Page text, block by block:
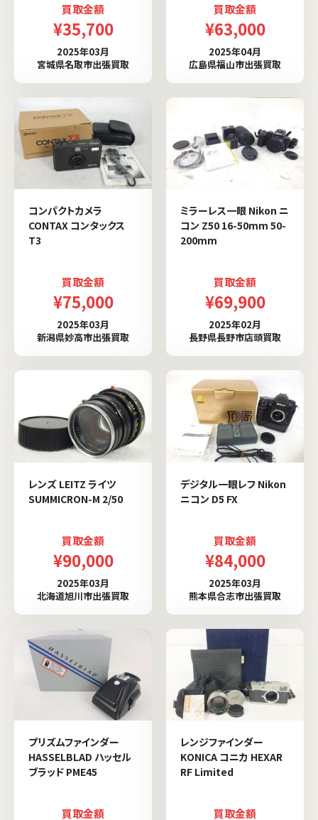
買取金額
¥35,700
2025年03月
宮城県名取市出張買取
買取金額
¥63,000
2025年04月
広島県福山市出張買取
コンパクトカメラ
CONTAX コンタックス
T3
買取金額
¥75,000
2025年03月
新潟県妙高市出張買取
ミラーレス一眼 Nikon ニ
コン Z50 16-50mm 50-
200mm
買取金額
¥69,900
2025年02月
長野県長野市店頭買取
レンズ LEITZ ライツ
SUMMICRON-M 2/50
買取金額
¥90,000
2025年03月
北海道旭川市出張買取
デジタル一眼レフ Nikon
ニコン D5 FX
買取金額
¥84,000
2025年03月
熊本県合志市出張買取
プリズムファインダー
HASSELBLAD ハッセル
ブラッド PME45
買取金額
レンジファインダー
KONICA コニカ HEXAR
RF Limited
買取金額